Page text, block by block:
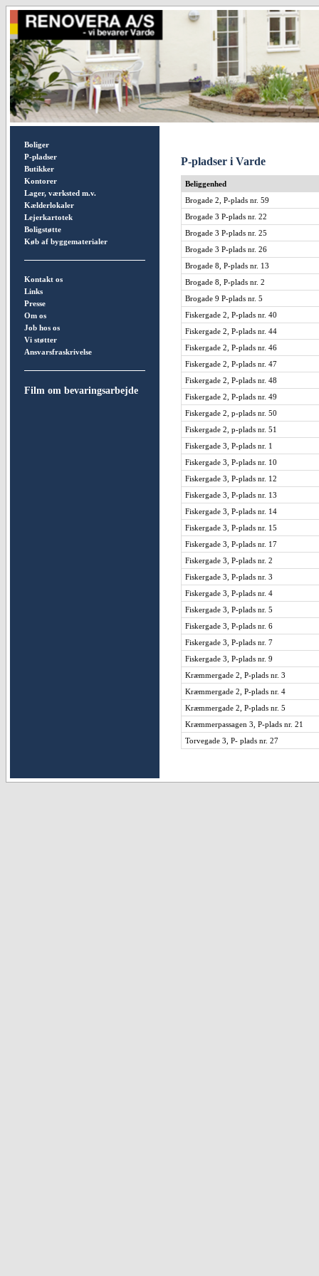
Boliger
P-pladser
Butikker
Kontorer
Lager, værksted m.v.
Kælderlokaler
Lejerkartotek
Boligstøtte
Køb af byggematerialer
Kontakt os
Links
Presse
Om os
Job hos os
Vi støtter
Ansvarsfraskrivelse
Film om bevaringsarbejde
P-pladser i Varde
Beliggenhed
Brogade 2, P-plads nr. 59
Brogade 3 P-plads nr. 22
Brogade 3 P-plads nr. 25
Brogade 3 P-plads nr. 26
Brogade 8, P-plads nr. 13
Brogade 8, P-plads nr. 2
Brogade 9 P-plads nr. 5
Fiskergade 2, P-plads nr. 40
Fiskergade 2, P-plads nr. 44
Fiskergade 2, P-plads nr. 46
Fiskergade 2, P-plads nr. 47
Fiskergade 2, P-plads nr. 48
Fiskergade 2, P-plads nr. 49
Fiskergade 2, p-plads nr. 50
Fiskergade 2, p-plads nr. 51
Fiskergade 3, P-plads nr. 1
Fiskergade 3, P-plads nr. 10
Fiskergade 3, P-plads nr. 12
Fiskergade 3, P-plads nr. 13
Fiskergade 3, P-plads nr. 14
Fiskergade 3, P-plads nr. 15
Fiskergade 3, P-plads nr. 17
Fiskergade 3, P-plads nr. 2
Fiskergade 3, P-plads nr. 3
Fiskergade 3, P-plads nr. 4
Fiskergade 3, P-plads nr. 5
Fiskergade 3, P-plads nr. 6
Fiskergade 3, P-plads nr. 7
Fiskergade 3, P-plads nr. 9
Kræmmergade 2, P-plads nr. 3
Kræmmergade 2, P-plads nr. 4
Kræmmergade 2, P-plads nr. 5
Kræmmerpassagen 3, P-plads nr. 21
Torvegade 3, P- plads nr. 27